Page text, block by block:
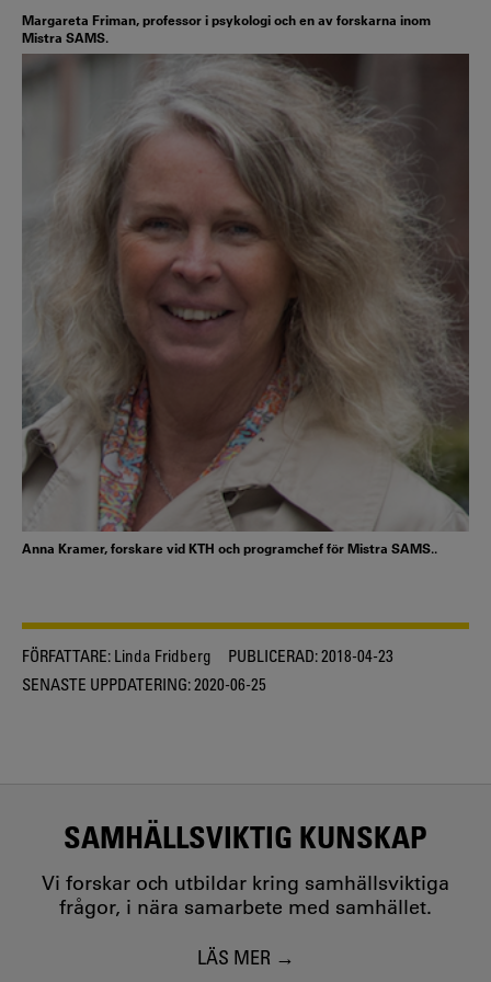
Margareta Friman, professor i psykologi och en av forskarna inom
Mistra SAMS.
Anna Kramer, forskare vid KTH och programchef för Mistra SAMS..
FÖRFATTARE: Linda Fridberg PUBLICERAD:2018-04-23
SENASTE UPPDATERING:2020-06-25
SAMHÄLLSVIKTIG KUNSKAP
Vi forskar och utbildar kring samhällsviktiga
frågor, i nära samarbete med samhället.
LÄS MER